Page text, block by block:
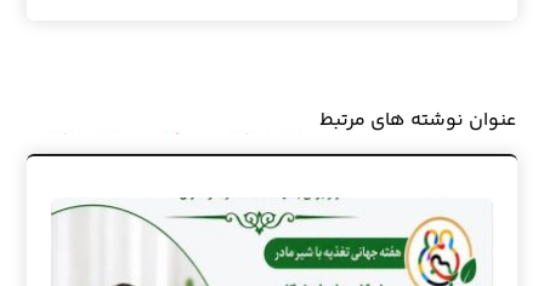
عنوان ‫نوشته های مرتبط